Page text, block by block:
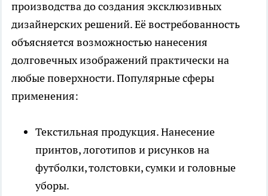
производства до создания эксклюзивных
дизайнерских решений. Её востребованность
объясняется возможностью нанесения
долговечных изображений практически на
любые поверхности. Популярные сферы
применения:
Текстильная продукция. Нанесение
принтов, логотипов и рисунков на
футболки, толстовки, сумки и головные
уборы.